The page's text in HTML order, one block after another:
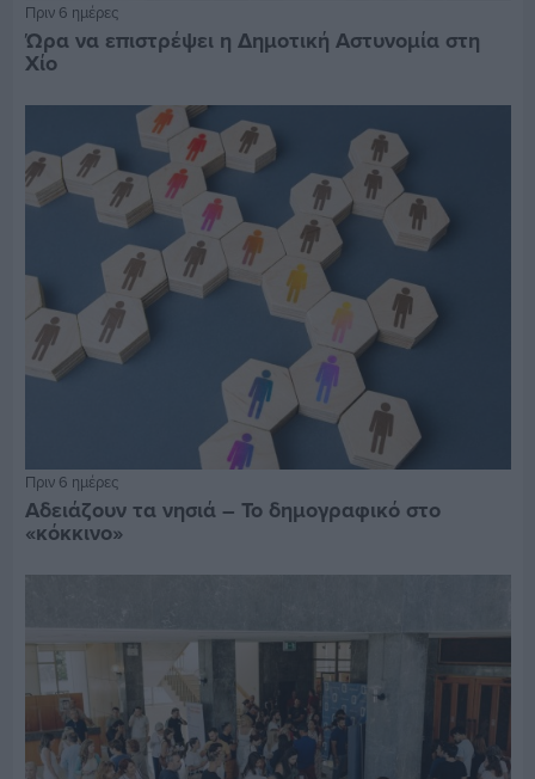
Πριν 6 ημέρες
Ώρα να επιστρέψει η Δημοτική Αστυνομία στη
Χίο
Πριν 6 ημέρες
Αδειάζουν τα νησιά – Το δημογραφικό στο
«κόκκινο»